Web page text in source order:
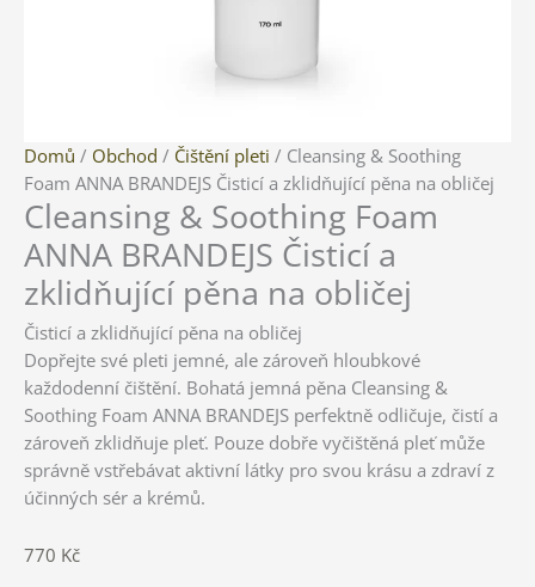
Domů / Obchod / Čištění pleti / Cleansing & Soothing
Foam ANNA BRANDEJS Čisticí a zklidňující pěna na obličej
Cleansing & Soothing Foam
ANNA BRANDEJS Čisticí a
zklidňující pěna na obličej
Čisticí a zklidňující pěna na obličej
Dopřejte své pleti jemné, ale zároveň hloubkové
každodenní čištění. Bohatá jemná pěna Cleansing &
Soothing Foam ANNA BRANDEJS perfektně odličuje, čistí a
zároveň zklidňuje pleť. Pouze dobře vyčištěná pleť může
správně vstřebávat aktivní látky pro svou krásu a zdraví z
účinných sér a krémů.
770 Kč
Cleansing
&
Soothing
ANNA
BRANDEJS
a
zklidňující
pěna
na
obličej
množství